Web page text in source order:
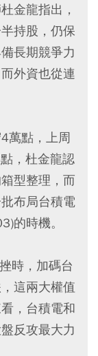
金龍指出，
持股，仍保
長期競爭力
外資也從連
萬點，上周
，杜金龍認
型整理，而
布局台積電
的時機。
時，加碼台
這兩大權值
，台積電和
反攻最大力